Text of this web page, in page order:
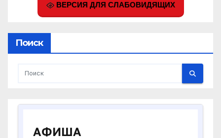
ВЕРСИЯ ДЛЯ СЛАБОВИДЯЩИХ
Поиск